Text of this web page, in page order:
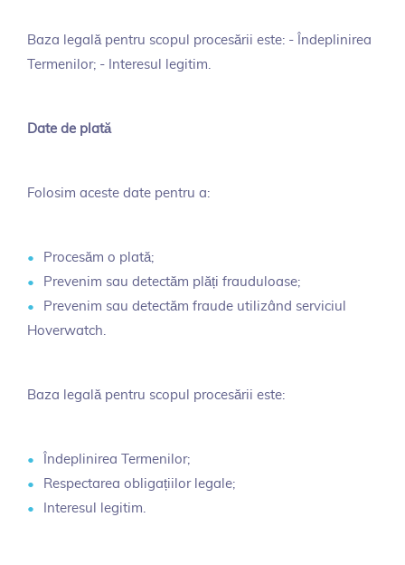
Baza legală pentru scopul procesării este: - Îndeplinirea
Termenilor; - Interesul legitim.
Date de plată
Folosim aceste date pentru a:
Procesăm o plată;
Prevenim sau detectăm plăți frauduloase;
Prevenim sau detectăm fraude utilizând serviciul
Hoverwatch.
Baza legală pentru scopul procesării este:
Îndeplinirea Termenilor;
Respectarea obligațiilor legale;
Interesul legitim.